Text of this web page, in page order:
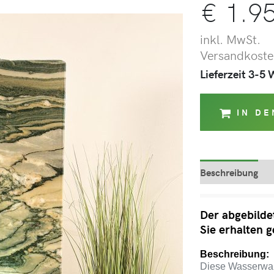
€
inkl. MwSt.
Lieferzeit 3-5
IN
Beschreibung
Der
Sie erhalten
Beschreibung:
Diese